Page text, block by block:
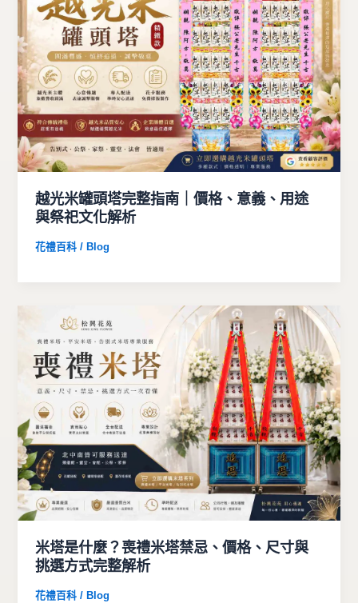
越光米罐頭塔完整指南｜價格、意義、用途
與祭祀文化解析
花禮百科 / Blog
米塔是什麼？喪禮米塔禁忌、價格、尺寸與
挑選方式完整解析
花禮百科 / Blog